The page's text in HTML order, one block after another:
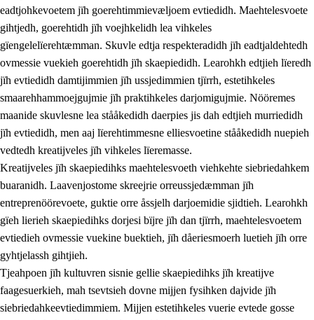
1.2 Identiteete jïh kulturellen gellievoete
1.3 Laejhtehks ussjedimmie jïh etihkeles vuajnoe
Skaepiedimmievoeteaavoe, eadtjohkevoete jïh
goerehtimmievæljoe
1.5 Eatnemem krööhkestidh jïh byjresegoerkesevoete
1.6 Demokratije jïh meatanårrome
eadtjohkevoetem jïh goerehtimmievæljoem evtiedidh. Maehtelesvoete
gihtjedh, goerehtidh jïh voejhkelidh lea vihkeles
gïengelelïerehtæmman. Skuvle edtja respekteradidh jïh eadtjaldehtedh
ovmessie vuekieh goerehtidh jïh skaepiedidh. Learohkh edtjieh lïeredh
jïh evtiedidh damtijimmien jïh ussjedimmien tjïrrh, estetihkeles
smaarehhammoejgujmie jïh praktihkeles darjomigujmie. Nööremes
maanide skuvlesne lea stååkedidh daerpies jis dah edtjieh murriedidh
jïh evtiedidh, men aaj lïerehtimmesne elliesvoetine stååkedidh nuepieh
vedtedh kreatijveles jïh vihkeles lïeremasse.
Kreatijveles jïh skaepiedihks maehtelesvoeth viehkehte siebriedahkem
buaranidh. Laavenjostome skreejrie orreussjedæmman jïh
entreprenöörevoete, guktie orre åssjelh darjoemidie sjidtieh. Learohkh
gïeh lierieh skaepiedihks dorjesi bïjre jïh dan tjïrrh, maehtelesvoetem
evtiedieh ovmessie vuekine buektieh, jïh dåeriesmoerh luetieh jïh orre
gyhtjelassh gihtjieh.
Tjeahpoen jïh kultuvren sisnie gellie skaepiedihks jïh kreatijve
faagesuerkieh, mah tsevtsieh dovne mijjen fysihken dajvide jïh
siebriedahkeevtiedimmiem. Mijjen estetihkeles vuerie evtede gosse